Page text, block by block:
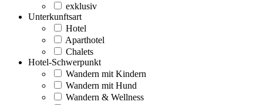
exklusiv
Unterkunftsart
Hotel
Aparthotel
Chalets
Hotel-Schwerpunkt
Wandern mit Kindern
Wandern mit Hund
Wandern & Wellness